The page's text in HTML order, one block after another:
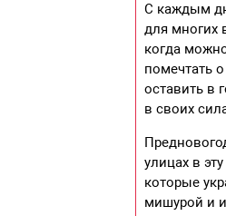
С каждым
для многих
когда
помечтать
оставить в
в своих
улицах в
которые
мишурой и